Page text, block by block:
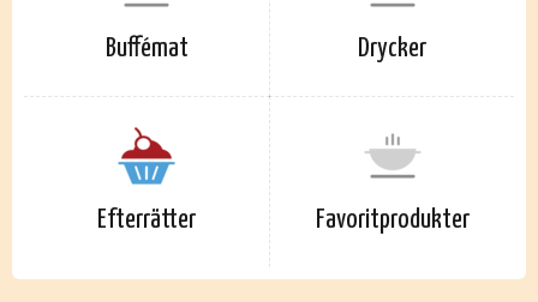
Buffémat Drycker
Efterrätter Favoritprodukter